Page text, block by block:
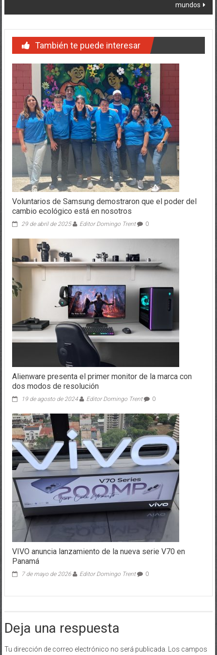
mundos
También te puede interesar
Voluntarios de Samsung demostraron que el poder del
cambio ecológico está en nosotros
29 de abril de 2025 Editor Domingo Trent 0
Alienware presenta el primer monitor de la marca con
dos modos de resolución
19 de agosto de 2024 Editor Domingo Trent 0
VIVO anuncia lanzamiento de la nueva serie V70 en
Panamá
7 de mayo de 2026 Editor Domingo Trent 0
Deja una respuesta
Tu dirección de correo electrónico no será publicada. Los campos